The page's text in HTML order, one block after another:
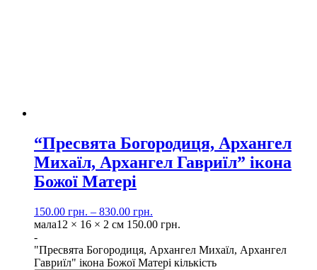
“Пресвята Богородиця, Архангел
Михаїл, Архангел Гавриїл” ікона
Божої Матері
150.00 грн. – 830.00 грн.
мала12 × 16 × 2 см 150.00 грн.
-
"Пресвята Богородиця, Архангел Михаїл, Архангел
Гавриїл" ікона Божої Матері кількість